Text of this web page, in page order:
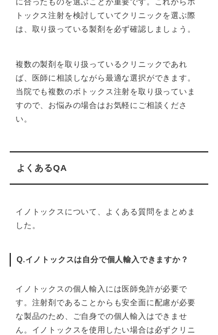
に合ったものを選ぶことが重要です。これからボ
トックス注射を検討していてクリニックを選ぶ際
は、取り扱っている製剤を必ず確認しましょう。
複数の製剤を取り扱っているクリニックであれ
ば、医師に相談しながら最適な選択ができます。
当院でも複数のボトックス注射を取り扱っていま
すので、お悩みの場合はお気軽にご相談くださ
い。
よくあるQA
イノトックスについて、よくある質問をまとめま
した。
Q.イノトックスは自分で個人輸入できますか？
イノトックスの個人輸入には医師免許が必要で
す。注射剤であることからも安全面に配慮が必要
な製品のため、ご自身での個人輸入はできませ
ん。イノトックスを使用したい場合は必ずクリニ